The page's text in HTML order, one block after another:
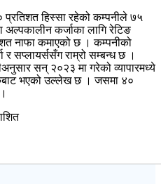
प्रतिशत हिस्सा रहेको कम्पनीले ७५
कर्जाका लागि रेटिङ
नाफा कमाएको छ । कम्पनीको
र सप्लायर्ससँग राम्रो सम्बन्ध छ ।
सन् २०२३ मा गरेको व्यापारमध्ये
भएको उल्लेख छ । जसमा ४०